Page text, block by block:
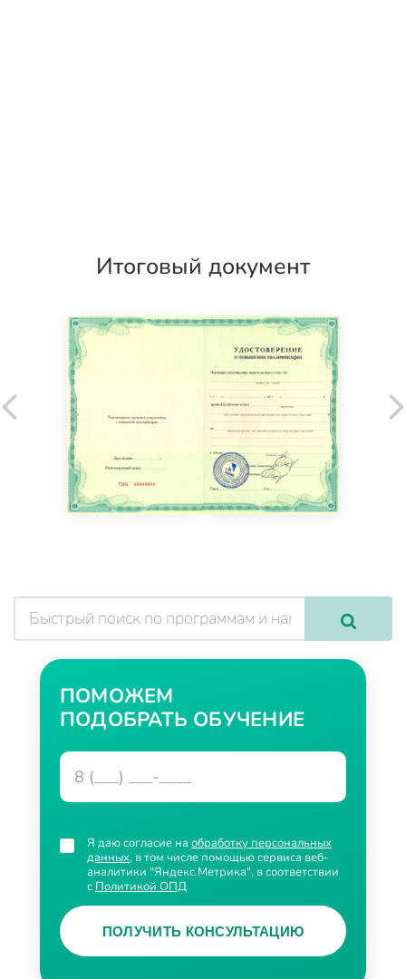
Итоговый документ
ПОМОЖЕМ
ПОДОБРАТЬ ОБУЧЕНИЕ
Я даю согласие на обработку персональных
данных, в том числе помощью сервиса веб-
аналитики "Яндекс.Метрика", в соответствии
с Политикой ОПД
ПОЛУЧИТЬ КОНСУЛЬТАЦИЮ